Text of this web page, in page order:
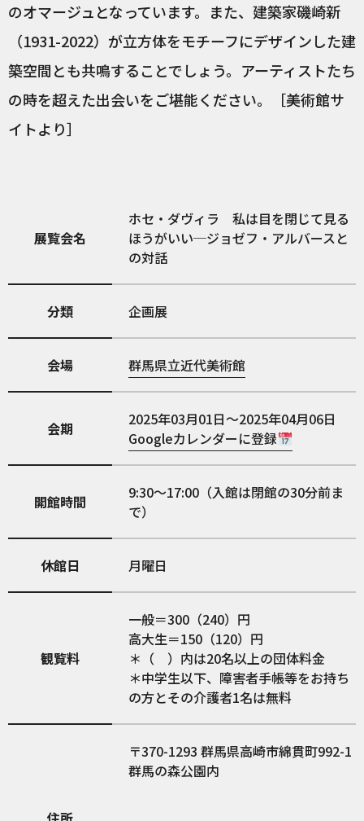
のオマージュとなっています。また、建築家磯崎新
（1931-2022）が立方体をモチーフにデザインした建
築空間とも共鳴することでしょう。アーティストたち
の時を超えた出会いをご堪能ください。［美術館サ
イトより］
展覧会名
ホセ・ダヴィラ 私は目を閉じて見る
ほうがいい─ジョゼフ・アルバースと
の対話
分類 企画展
会場 群馬県立近代美術館
会期
2025年03月01日～2025年04月06日
Googleカレンダーに登録
開館時間
9:30～17:00（入館は閉館の30分前ま
で）
休館日 月曜日
観覧料
一般＝300（240）円
高大生＝150（120）円
＊（ ）内は20名以上の団体料金
＊中学生以下、障害者手帳等をお持ち
の方とその介護者1名は無料
370-1293 群馬県高崎市綿貫町992-1
群馬の森公園内